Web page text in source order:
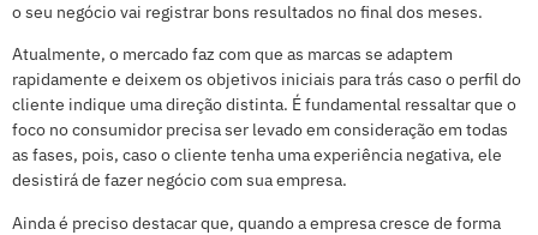
o seu negócio vai registrar bons resultados no final dos meses.
Atualmente, o mercado faz com que as marcas se adaptem
rapidamente e deixem os objetivos iniciais para trás caso o perfil do
cliente indique uma direção distinta. É fundamental ressaltar que o
foco no consumidor precisa ser levado em consideração em todas
as fases, pois, caso o cliente tenha uma experiência negativa, ele
desistirá de fazer negócio com sua empresa.
Ainda é preciso destacar que, quando a empresa cresce de forma